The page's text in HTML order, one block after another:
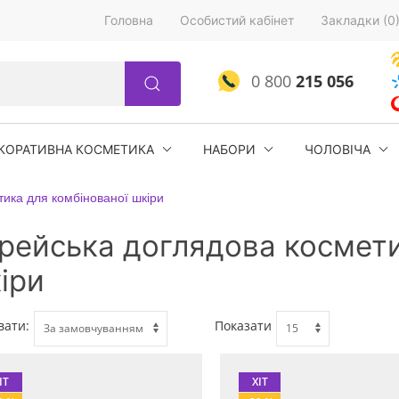
Головна Особистий кабінет Закладки (0)
0 800215 056
КОСМЕТИКА НАБОРИ ЧОЛОВІЧА
для комбінованої шкіри
доглядова
Показати
ХІТ